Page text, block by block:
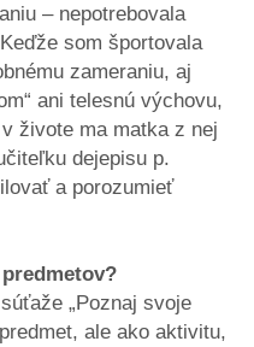
– nepotrebovala
som športovala
zameraniu, aj
ani telesnú výchovu,
živote ma matka z nej
dejepisu p.
a porozumieť
„Poznaj svoje
ale ako aktivitu,